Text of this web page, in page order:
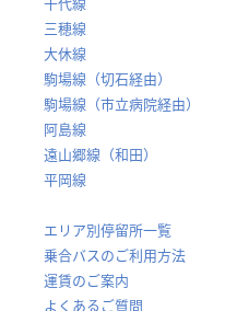
三穂線
大休線
駒場線（切石経由）
駒場線（市立病院経由）
阿島線
遠山郷線（和田）
平岡線
エリア別停留所一覧
乗合バスのご利用方法
運賃のご案内
よくあるご質問